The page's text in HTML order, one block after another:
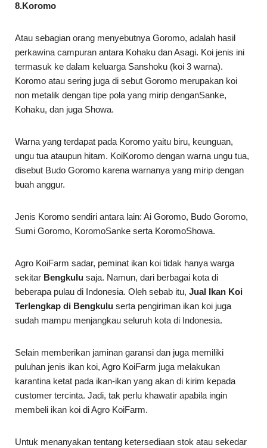
8.Koromo
Atau sebagian orang menyebutnya Goromo, adalah hasil
perkawina campuran antara Kohaku dan Asagi. Koi jenis ini
termasuk ke dalam keluarga Sanshoku (koi 3 warna).
Koromo atau sering juga di sebut Goromo merupakan koi
non metalik dengan tipe pola yang mirip denganSanke,
Kohaku, dan juga Showa.
Warna yang terdapat pada Koromo yaitu biru, keunguan,
ungu tua ataupun hitam. KoiKoromo dengan warna ungu tua,
disebut Budo Goromo karena warnanya yang mirip dengan
buah anggur.
Jenis Koromo sendiri antara lain: Ai Goromo, Budo Goromo,
Sumi Goromo, KoromoSanke serta KoromoShowa.
Agro KoiFarm sadar, peminat ikan koi tidak hanya warga
sekitar Bengkulu saja. Namun, dari berbagai kota di
beberapa pulau di Indonesia. Oleh sebab itu, Jual Ikan Koi
Terlengkap di Bengkulu serta pengiriman ikan koi juga
sudah mampu menjangkau seluruh kota di Indonesia.
Selain memberikan jaminan garansi dan juga memiliki
puluhan jenis ikan koi, Agro KoiFarm juga melakukan
karantina ketat pada ikan-ikan yang akan di kirim kepada
customer tercinta. Jadi, tak perlu khawatir apabila ingin
membeli ikan koi di Agro KoiFarm.
Untuk menanyakan tentang ketersediaan stok atau sekedar